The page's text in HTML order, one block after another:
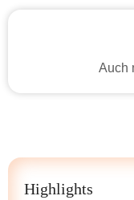
Auch
Highlights